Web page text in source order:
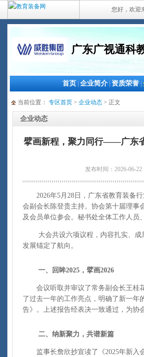
您好，欢迎
广东广视通科
首页 企业简介 资质荣誉
当前位置： 专区首页 > 企业动态 > 正文
企业动态
擘画新程，聚力同行——广东
发布时间：2026-06-
2026年5月28日，广东省教育装备行
会副会长陈登贵主持。协会第十届理事
及会员单位参会。秘书处全体工作人员
大会共设六项议程，内容扎实、成果
发展锚定了航向。
一、回眸2025，擘画2026
会议听取并审议了常务副会长王桂花
了过去一年的工作亮点，明确了新一年
告》。上述报告经表决一致通过，为协
二、纳新聚力，共谱新篇
监事长詹欣抄宣读了《2025年新入